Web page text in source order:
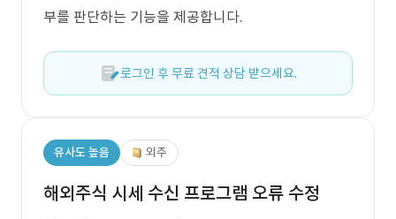
부를 판단하는 기능을 제공합니다.
로그인 후 무료 견적 상담 받으세요.
유사도 높음 외주
해외주식 시세 수신 프로그램 오류 수정